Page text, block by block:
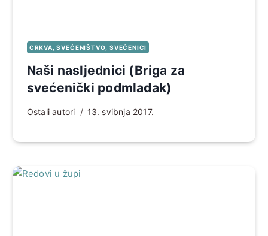
CRKVA, SVEĆENIŠTVO, SVEĆENICI
Naši nasljednici (Briga za
svećenički podmladak)
Ostali autori 13. svibnja 2017.